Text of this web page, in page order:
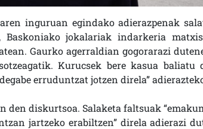
inguruan egindako adierazpenak
jokalariak indarkeria
Gaurko agerraldian gogorarazi
Kurucsek bere kasua baliatu
erruduntzat jotzen direla”
den diskurtsoa. Salaketa faltsuak
jartzeko erabiltzen” direla adierazi